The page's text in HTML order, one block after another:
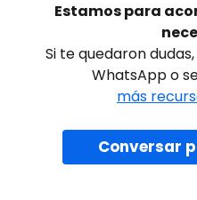
Estamos para
Si te quedaron
WhatsApp o
más
Conversar